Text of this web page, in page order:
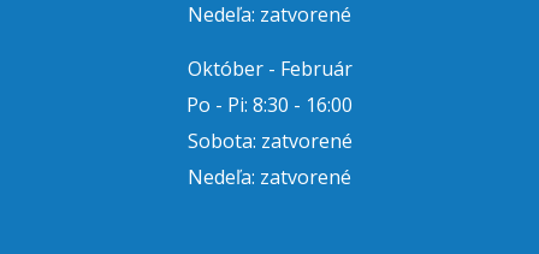
Nedeľa: zatvorené
Október - Február
Po - Pi: 8:30 - 16:00
Sobota: zatvorené
Nedeľa: zatvorené